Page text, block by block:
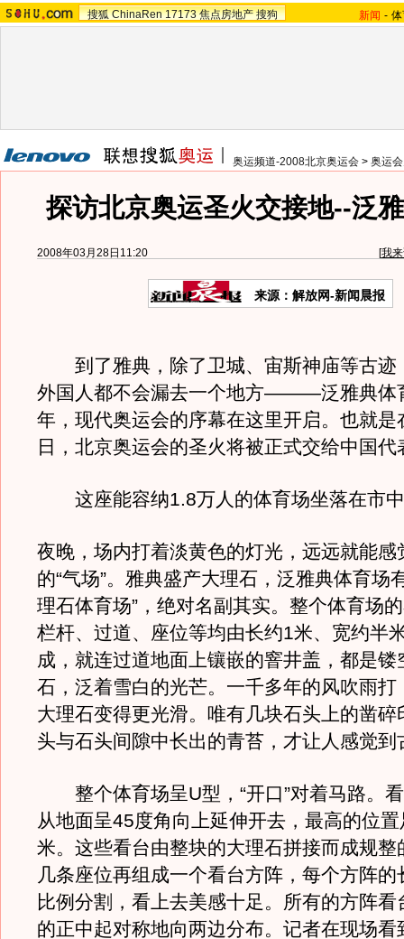
搜狐 ChinaRen 17173 焦点房地产 搜狗 新闻 -
奥运频道-2008北京奥运会 > 奥运
探访北京奥运圣火交接地--泛
2008年03月28日11:20 [我
来源：解放网-新闻晨报
到了雅典，除了卫城、宙斯神庙等古迹
外国人都不会漏去一个地方———泛雅典体
年，现代奥运会的序幕在这里开启。也就是
日，北京奥运会的圣火将被正式交给中国代
这座能容纳1.8万人的体育场坐落在市
夜晚，场内打着淡黄色的灯光，远远就能感
的“气场”。雅典盛产大理石，泛雅典体育场
理石体育场”，绝对名副其实。整个体育场
栏杆、过道、座位等均由长约1米、宽约半
成，就连过道地面上镶嵌的窨井盖，都是镂
石，泛着雪白的光芒。一千多年的风吹雨打
大理石变得更光滑。唯有几块石头上的凿碎
头与石头间隙中长出的青苔，才让人感觉到
整个体育场呈U型，“开口”对着马路。
从地面呈45度角向上延伸开去，最高的位
米。这些看台由整块的大理石拼接而成规整
几条座位再组成一个看台方阵，每个方阵的
比例分割，看上去美感十足。所有的方阵看
的正中起对称地向两边分布。记者在现场看